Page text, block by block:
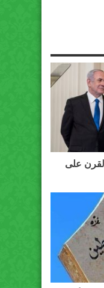
على